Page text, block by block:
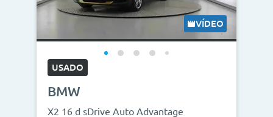
VÍDEO
USADO
BMW
X2 16 d sDrive Auto Advantage